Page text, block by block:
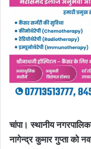
चांपा। स्थानीय
नागेन्द्र कुमार गुप्ता को